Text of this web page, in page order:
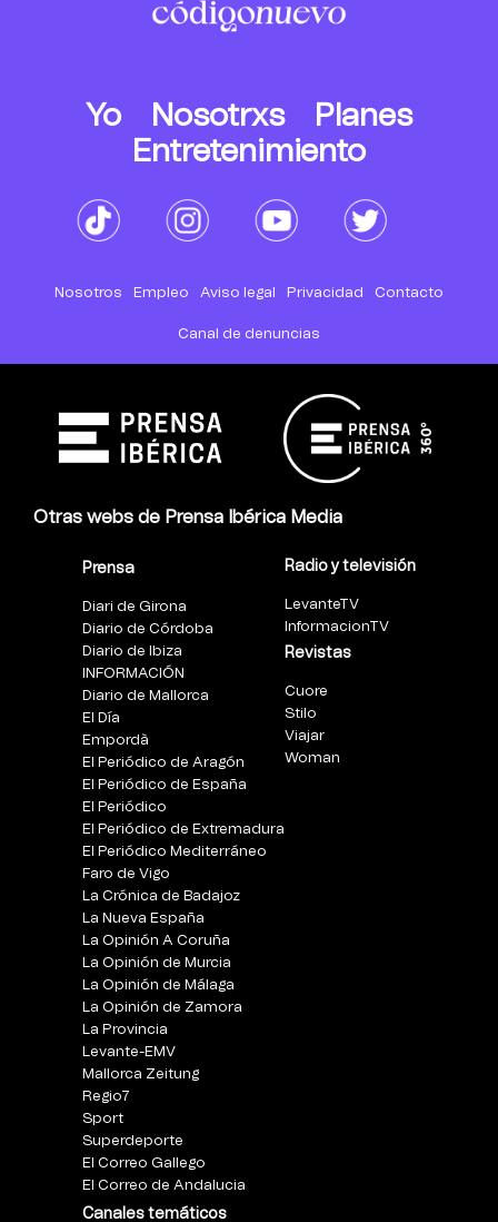
Yo Nosotrxs
Planes
Entretenimiento
Nosotros Empleo Aviso legal Privacidad Contacto
Canal de denuncias
Otras webs de Prensa Ibérica Media
Prensa
Diari de Girona
Diario de Córdoba
Diario de Ibiza
INFORMACIÓN
Diario de Mallorca
El Día
Empordà
El Periódico de Aragón
El Periódico de España
El Periódico
El Periódico de Extremadura
El Periódico Mediterráneo
Faro de Vigo
La Crónica de Badajoz
La Nueva España
La Opinión A Coruña
La Opinión de Murcia
La Opinión de Málaga
La Opinión de Zamora
La Provincia
Levante-EMV
Mallorca Zeitung
Regio7
Sport
Superdeporte
El Correo Gallego
El Correo de Andalucia
Canales temáticos
Radio y televisión
LevanteTV
InformacionTV
Revistas
Cuore
Stilo
Viajar
Woman